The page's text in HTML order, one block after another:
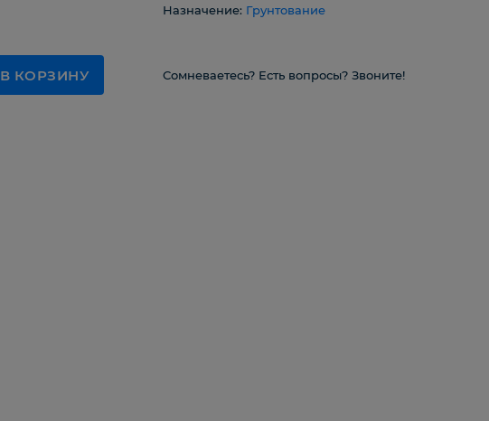
Назначение: Грунтование
В КОРЗИНУ Сомневаетесь? Есть вопросы? Звоните!